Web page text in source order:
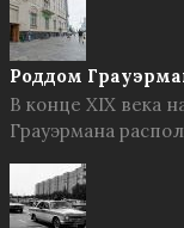
Роддом
В конце XIX века
Грауэрмана